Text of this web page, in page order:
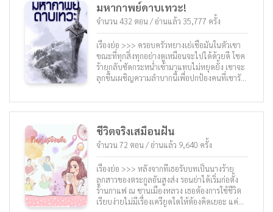
หนังสือนิยายที่มีเนื้อเรื่องและพล็อตเรื่องวางเอา
ไว้เรียบร้อยแล้ว ดังนั้นวิธีที่จะทำให้นางหลุดพ้น
จากโลกสมมุติไปได้ก็คือ นางจำเป็นต้องฆ่า
พระเอกของเรื่องแล้วปล่อยให้โลกนี้ล่มสลายไป
เสีย! —— เมื่อนางได้เห็นเด็กชายตัวเล็กและผอม
แห้ง ผู้ที่มีสีหน้าและคิ้วที่ดูมีความบากบั่นวิริยะ
ภาพนั้นทำให้มือของนางหยุดชะงักไปในทันที…
ถึงอย่างนั้น นางก็จำเป็นต้องแสดงความโหดร้าย
ยอดเยี่ยม! ถึงนางจะเลี้ยงดูชายผู้นี้ดีเช่นไร เมื่อ
โตขึ้นเขาก็ไม่เชื่อฟังและมีนิสัยดื้อด้านไม่ฟังนาง
อยู่ดี และที่มากไปกว่านั้น… เขาหลอกล่อนางเพื่อ
สิ่งที่เขาต้องการด้วยการแผนที่แนวพรหมแดนมา
ล่อ! “เจ้าอยากได้สิ่งนี้หรือไม่เล่า? ถ้าอยากได้ก็มา
ที่เตียงของข้าสิ!” ใบหน้าของนางเต็มไปด้วย
น้ำตา… ไหนเล่าคำสัญญาอันแสนซื่อสัตย์ที่เคยให้
ไว้! นี่นางยังจำเป็นต้องเลี้ยงดูเขาอยู่อีกหรือไม่?
มหากาพย์ดาบเทวะ!
จำนวน 432 ตอน / อ่านแล้ว 35,777 ครั้ง
เรื่องย่อ >>> ครอบครัวหยางเย่เชื่อมั่นในตัวเขา
ขณะที่ทุกสิ่งทุกอย่างดูเหมือนจะไปได้ด้วยดี โชค
ร้ายกลับซัดกระหน่ำเข้ามาแทบไม่หยุดยั้ง เขาจะ
ลุกขึ้นเผชิญความลำบากนี้เพื่อปกป้องคนที่เขารัก
ชีวิตจริงเสมือนฝัน
จำนวน 72 ตอน / อ่านแล้ว 9,640 ครั้ง
เรื่องย่อ >>> หลังจากที่เธอรับบทเป็นนางร้าย
ลูกสาวของตระกูลอันสูงส่ง รอนย่าได้เริ่มก่อตั้ง
ร้านกาแฟ ณ ชานเมืองหลวง เธอต้องการใช้ชีวิต
เรียบง่ายไม่มีเรื่องเครียดใดให้ต้องคิดเยอะ แค่ทำ